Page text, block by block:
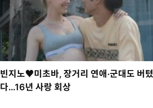
빈지노♥미초바, 장거리 연애·군대도 버텼
다…16년 사랑 회상